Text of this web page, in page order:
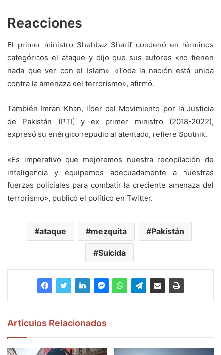
Reacciones
El primer ministro Shehbaz Sharif condenó en términos
categóricos el ataque y dijo que sus autores «no tienen
nada que ver con el Islam». «Toda la nación está unida
contra la amenaza del terrorismo», afirmó.
También Imran Khan, líder del Movimiento por la Justicia
de Pakistán (PTI) y ex primer ministro (2018-2022),
expresó su enérgico repudio al atentado, refiere Sputnik.
«Es imperativo que mejoremos nuestra recopilación de
inteligencia y equipemos adecuadamente a nuestras
fuerzas policiales para combatir la creciente amenaza del
terrorismo», publicó el político en Twitter.
ataque mezquita Pakistán
Suicida
Articulos Relacionados